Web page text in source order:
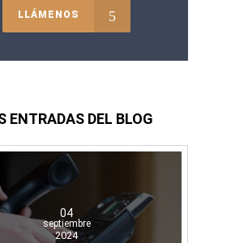
LLÁMENOS
ENTRADAS DEL BLOG
04
septiembre
2024